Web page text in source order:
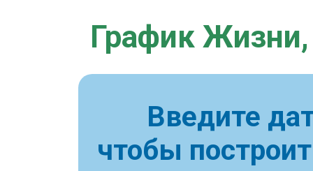
График Жизни,
Введите
чтобы